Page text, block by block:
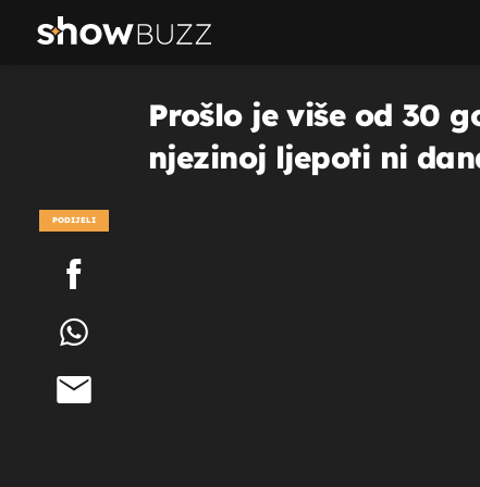
Prošlo je više od 30
njezinoj ljepoti ni
PODIJELI